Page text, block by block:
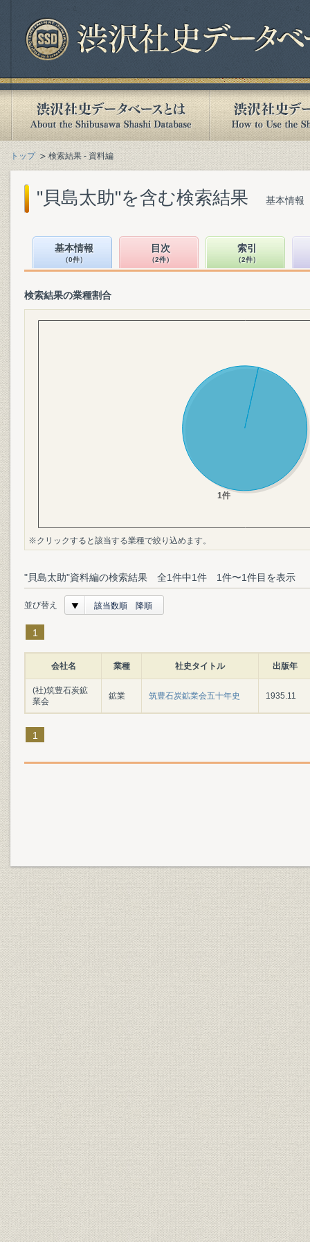
トップ 検索結果 - 資料編
"貝島太助"を含む検索結果 基本情報
基本情報
（0件）
目次
（2件）
索引
（2件）
検索結果の業種割合
※クリックすると該当する業種で絞り込めます。
"貝島太助"資料編の検索結果 全1件中1件 1件〜1件目を表示
並び替え 該当数順 降順
1
会社名 業種 社史タイトル 出版年
(社)筑豊石炭鉱
業会
鉱業 筑豊石炭鉱業会五十年史 1935.11
1